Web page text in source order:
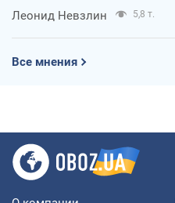
Леонид Невзлин 5,8 т.
Все мнения